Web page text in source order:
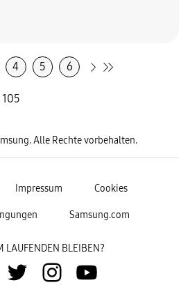
4 5 6
Alle Rechte vorbehalten.
Impressum Cookies
Samsung.com
LAUFENDEN BLEIBEN?